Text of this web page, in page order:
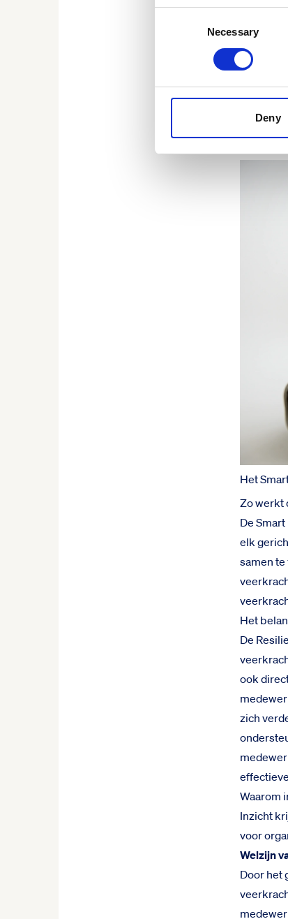
Necessary
Deny
Om de
Health
individu
Het
Zo werkt
De
elk
samen
Het
De
ook
zich
Waarom
Inzicht
voor
Welzijn
Door het